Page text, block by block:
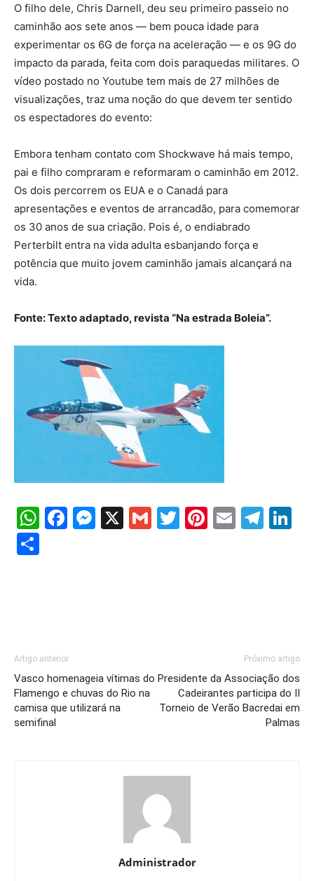
O filho dele, Chris Darnell, deu seu primeiro passeio no
caminhão aos sete anos — bem pouca idade para
experimentar os 6G de força na aceleração — e os 9G do
impacto da parada, feita com dois paraquedas militares. O
vídeo postado no Youtube tem mais de 27 milhões de
visualizações, traz uma noção do que devem ter sentido
os espectadores do evento:
Embora tenham contato com Shockwave há mais tempo,
pai e filho compraram e reformaram o caminhão em 2012.
Os dois percorrem os EUA e o Canadá para
apresentações e eventos de arrancadão, para comemorar
os 30 anos de sua criação. Pois é, o endiabrado
Perterbilt entra na vida adulta esbanjando força e
potência que muito jovem caminhão jamais alcançará na
vida.
Fonte: Texto adaptado, revista “Na estrada Boleia”.
WhatsApp
Facebook
Messenger
X GmailTwitter
Pinterest
Email
Artigo anterior
Vasco homenageia vítimas do
Flamengo e chuvas do Rio na
camisa que utilizará na
semifinal
Próximo artigo
Presidente da Associação dos
Cadeirantes participa do II
Torneio de Verão Bacredai em
Palmas
Administrador